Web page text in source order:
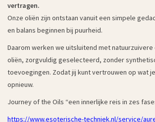
vertragen.
Onze oliën zijn ontstaan vanuit een simpele
en balans beginnen bij puurheid.
Daarom werken we uitsluitend met
oliën, zorgvuldig geselecteerd, zonder
toevoegingen. Zodat jij kunt vertrouwen op wat
opnieuw.
Journey of the Oils “een innerlijke reis in zes
https://www.esoterische-techniek.nl/service/